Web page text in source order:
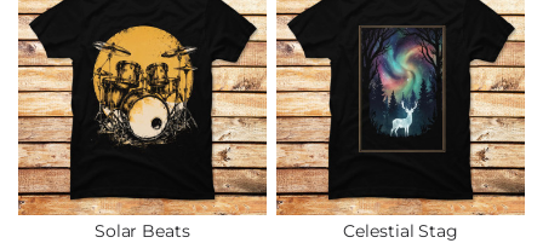
Solar Beats Celestial Stag